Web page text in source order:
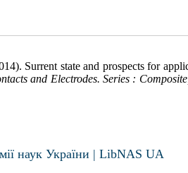
Surrent state and prospects for
and Electrodes. Series :
наук України | LibNAS UA